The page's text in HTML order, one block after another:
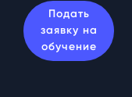
Подать
заявку на
обучение